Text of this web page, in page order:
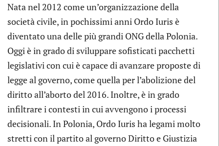
Nata nel 2012 come un’organizzazione della
società civile, in pochissimi anni Ordo Iuris è
diventato una delle più grandi ONG della Polonia.
Oggi è in grado di sviluppare sofisticati pacchetti
legislativi con cui è capace di avanzare proposte di
legge al governo, come quella per l’abolizione del
diritto all’aborto del 2016. Inoltre, è in grado
infiltrare i contesti in cui avvengono i processi
decisionali. In Polonia, Ordo Iuris ha legami molto
stretti con il partito al governo Diritto e Giustizia